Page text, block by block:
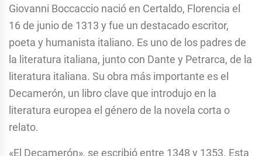
Giovanni Boccaccio nació en Certaldo, Florencia el
16 de junio de 1313 y fue un destacado escritor,
poeta y humanista italiano. Es uno de los padres de
la literatura italiana, junto con Dante y Petrarca, de la
literatura italiana. Su obra más importante es el
Decamerón, un libro clave que introdujo en la
literatura europea el género de la novela corta o
relato.
«El Decamerón», se escribió entre 1348 y 1353. Esta